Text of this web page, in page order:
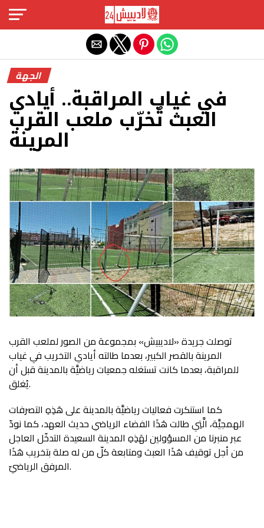
الجهة
في غياب المراقبة.. أيادي
العبث تُخرّب ملعب القرب
المرينة
توصلت جريدة «لاديبيش» بمجموعة من الصور لملعب القرب
المرينة بالقصر الكبير، بعدما طالته أيادي التخريب في غياب
للمراقبة، بعدما كانت تستغله جمعيات رياضيَّة بالمدينة قبل أن
يُغلق.
كما استنكرت فعاليات رياضيَّة بالمدينة على هَذِهِ التصرفات
الهمجيَّة، الَّتِي طالت هَذَا الفضاء الرياضي حديث العهد، كما نودّ
عبر منبرنا من المسؤولين لهَذِهِ المدينة السعيدة التدخّل العاجل
من أجل توقيف هَذَا العبث ومتابعة كلّ من له صلة بتخريب هَذَا
المرفق الرياضيّ.
Exit mobile version